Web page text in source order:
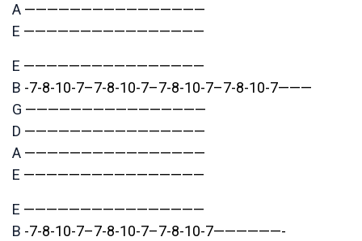
A ————————————————
E ————————————————
E ————————————————
B -7-8-10-7–7-8-10-7–7-8-10-7–7-8-10-7———
G ————————————————
D ————————————————
A ————————————————
E ————————————————
E ————————————————
B -7-8-10-7–7-8-10-7–7-8-10-7——————-